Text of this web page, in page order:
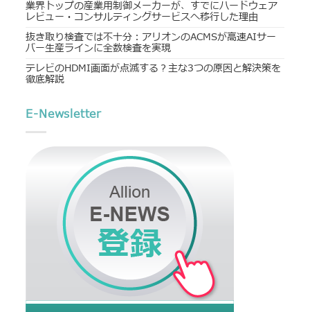
業界トップの産業用制御メーカーが、すでにハードウェア
レビュー・コンサルティングサービスへ移行した理由
抜き取り検査では不十分：アリオンのACMSが高速AIサー
バー生産ラインに全数検査を実現
テレビのHDMI画面が点滅する？主な3つの原因と解決策を
徹底解説
E-Newsletter